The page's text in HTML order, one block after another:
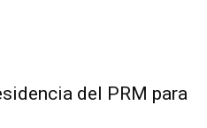
del PRM para